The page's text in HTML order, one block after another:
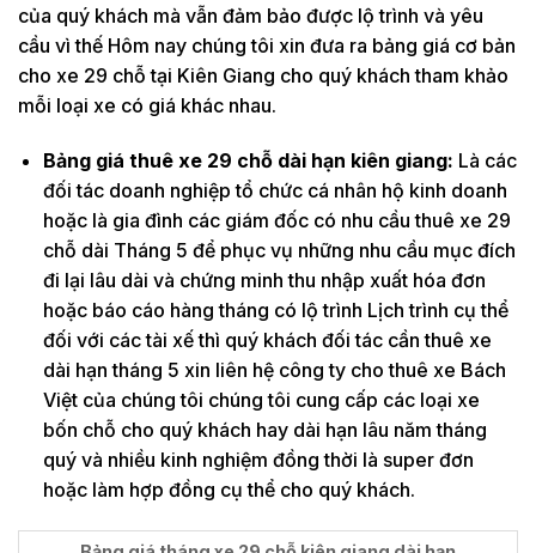
của quý khách mà vẫn đảm bảo được lộ trình và yêu
cầu vì thế Hôm nay chúng tôi xin đưa ra bảng giá cơ bản
cho xe 29 chỗ tại Kiên Giang cho quý khách tham khảo
mỗi loại xe có giá khác nhau.
Bảng giá thuê xe 29 chỗ dài hạn kiên giang: Là các
đối tác doanh nghiệp tổ chức cá nhân hộ kinh doanh
hoặc là gia đình các giám đốc có nhu cầu thuê xe 29
chỗ dài Tháng 5 để phục vụ những nhu cầu mục đích
đi lại lâu dài và chứng minh thu nhập xuất hóa đơn
hoặc báo cáo hàng tháng có lộ trình Lịch trình cụ thể
đối với các tài xế thì quý khách đối tác cần thuê xe
dài hạn tháng 5 xin liên hệ công ty cho thuê xe Bách
Việt của chúng tôi chúng tôi cung cấp các loại xe
bốn chỗ cho quý khách hay dài hạn lâu năm tháng
quý và nhiều kinh nghiệm đồng thời là super đơn
hoặc làm hợp đồng cụ thể cho quý khách.